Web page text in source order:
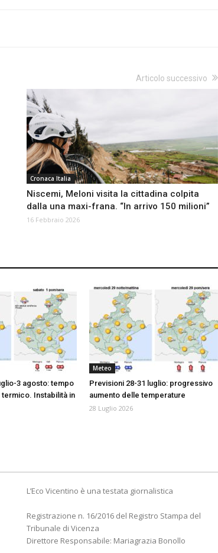
Articolo successivo
Cronaca Italia
Niscemi, Meloni visita la cittadina colpita
dalla una maxi-frana. “In arrivo 150 milioni”
16 Febbraio 2026
3 agosto: tempo
Instabilità in
Meteo
Previsioni 28-31 luglio: progressivo
aumento delle temperature
28 Luglio 2026
L’Eco Vicentino è una testata giornalistica
Registrazione n. 16/2016 del Registro Stampa del
Tribunale di Vicenza
Direttore Responsabile: Mariagrazia Bonollo